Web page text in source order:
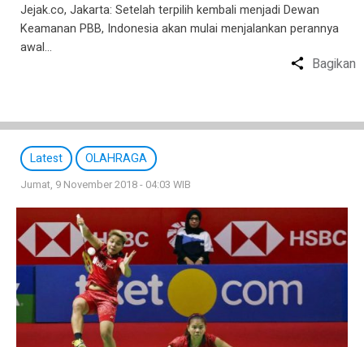
Jejak.co, Jakarta: Setelah terpilih kembali menjadi Dewan
Keamanan PBB, Indonesia akan mulai menjalankan perannya
awal…
Bagikan
Latest OLAHRAGA
Jumat, 9 November 2018 - 04:03 WIB